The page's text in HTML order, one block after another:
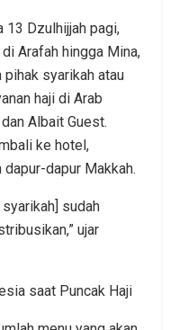
13 Dzulhijjah pagi,
Arafah hingga Mina,
pihak syarikah atau
haji di Arab
Albait Guest.
ke hotel,
dapur Makkah.
sudah
ujar
saat Puncak Haji